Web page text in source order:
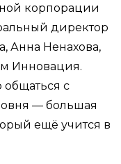
корпорации
директор
Анна Ненахова,
Инновация.
общаться с
— большая
ещё учится в